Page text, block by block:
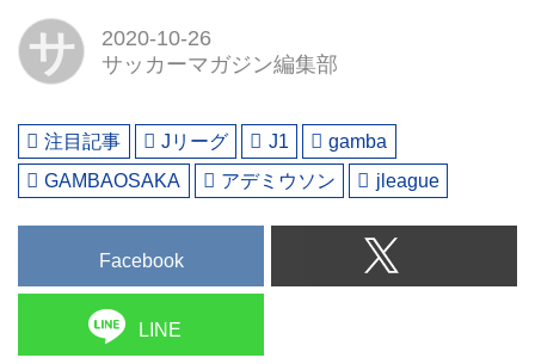
サ
2020-10-26
サッカーマガジン編集部
注目記事 Jリーグ J1
gamba
GAMBAOSAKA
アデミウソン jleague
Facebook
LINE